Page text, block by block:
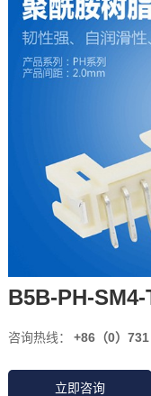
B5B-PH-
咨询热线： +86（0）
立即咨询